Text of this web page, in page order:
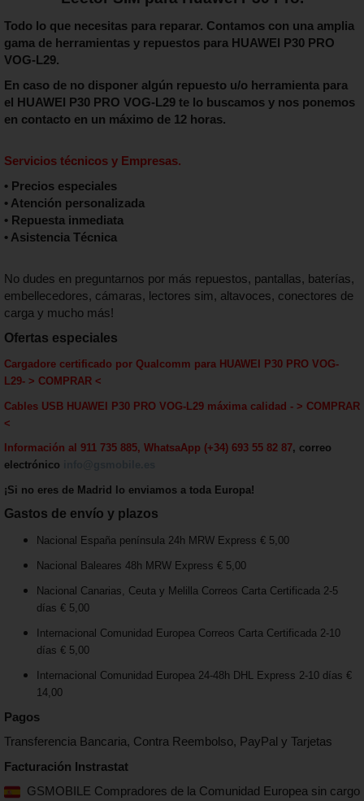
Todo lo que necesitas para reparar. Contamos con una amplia
gama de herramientas y repuestos para HUAWEI P30 PRO
VOG-L29.
En caso de no disponer algún repuesto u/o herramienta para
el HUAWEI P30 PRO VOG-L29 te lo buscamos y nos ponemos
en contacto en un máximo de 12 horas.
Servicios técnicos y Empresas.
• Precios especiales
• Atención personalizada
• Repuesta inmediata
• Asistencia Técnica
No dudes en preguntarnos por más repuestos, pantallas, baterías,
embellecedores, cámaras, lectores sim, altavoces, conectores de
carga y mucho más!
Ofertas especiales
Cargadore certificado por Qualcomm para HUAWEI P30 PRO VOG-
L29- > COMPRAR <
Cables USB HUAWEI P30 PRO VOG-L29 máxima calidad - > COMPRAR
<
Información al 911 735 885, WhatsaApp (+34) 693 55 82 87, correo
electrónico
¡Si no eres de Madrid lo enviamos a toda Europa!
Gastos de envío y plazos
Nacional España península 24h MRW Express € 5,00
Nacional Baleares 48h MRW Express € 5,00
Nacional Canarias, Ceuta y Melilla Correos Carta Certificada 2-5
días € 5,00
Internacional Comunidad Europea Correos Carta Certificada 2-10
días € 5,00
Internacional Comunidad Europea 24-48h DHL Express 2-10 días €
14,00
Pagos
Transferencia Bancaria, Contra Reembolso, PayPal y Tarjetas
Facturación Instrastat
GSMOBILE Compradores de la Comunidad Europea sin cargo